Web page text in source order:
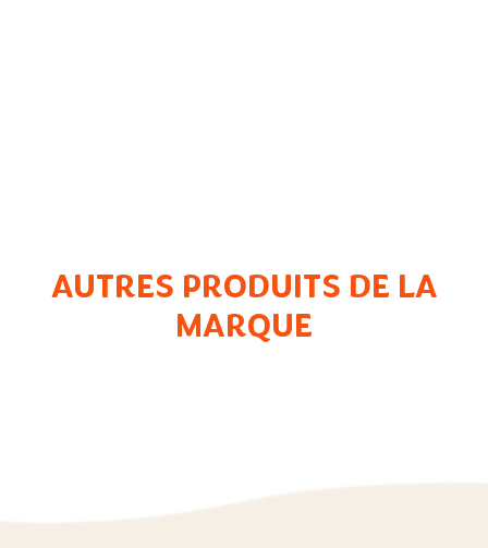
AUTRES PRODUITS DE LA
MARQUE